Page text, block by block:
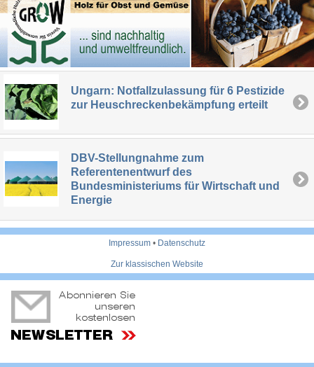
Ungarn: Notfallzulassung für 6 Pestizide
zur Heuschreckenbekämpfung erteilt
DBV-Stellungnahme zum
Referentenentwurf des
Bundesministeriums für Wirtschaft und
Energie
Impressum • Datenschutz
Zur klassischen Website